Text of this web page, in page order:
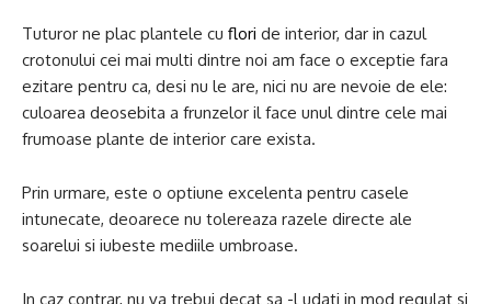
Tuturor ne plac plantele cu flori de interior, dar in cazul
crotonului cei mai multi dintre noi am face o exceptie fara
ezitare pentru ca, desi nu le are, nici nu are nevoie de ele:
culoarea deosebita a frunzelor il face unul dintre cele mai
frumoase plante de interior care exista.
Prin urmare, este o optiune excelenta pentru casele
intunecate, deoarece nu tolereaza razele directe ale
soarelui si iubeste mediile umbroase.
In caz contrar, nu va trebui decat sa -l udati in mod regulat si